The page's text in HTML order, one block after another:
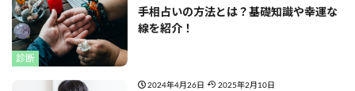
診断
手相占いの方法とは？基礎知識や幸運な
線を紹介！
2024年4月26日 2025年2月10日